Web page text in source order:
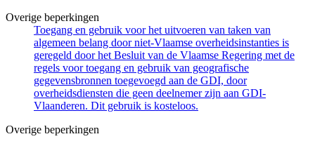
Overige beperkingen
Toegang en gebruik voor het uitvoeren van taken van
algemeen belang door niet-Vlaamse overheidsinstanties is
geregeld door het Besluit van de Vlaamse Regering met de
regels voor toegang en gebruik van geografische
gegevensbronnen toegevoegd aan de GDI, door
overheidsdiensten die geen deelnemer zijn aan GDI-
Vlaanderen. Dit gebruik is kosteloos.
Overige beperkingen